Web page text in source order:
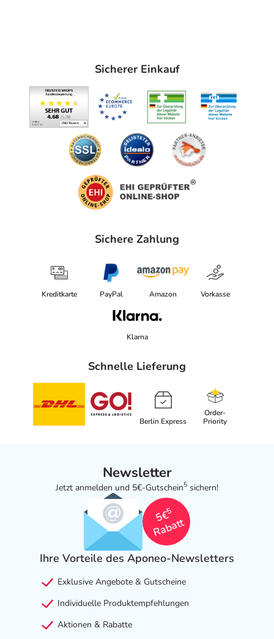
Sicherer Einkauf
Sichere Zahlung
Kreditkarte PayPal Amazon Vorkasse
Klarna
Schnelle Lieferung
Berlin Express
Order-
Priority
Newsletter
Jetzt anmelden und 5€-Gutschein5 sichern!
5€
5
Rabatt
Ihre Vorteile des Aponeo-Newsletters
Exklusive Angebote & Gutscheine
Individuelle Produktempfehlungen
Aktionen & Rabatte